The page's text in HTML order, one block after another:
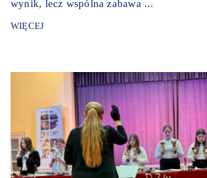
wynik, lecz wspólna zabawa ...
WIĘCEJ